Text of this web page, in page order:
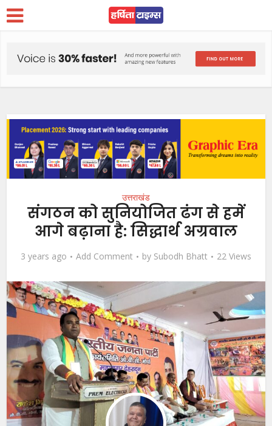
उत्तराखंड
संगठन को सुनियोजित ढंग से हमें
आगे बढ़ाना है: सिद्धार्थ अग्रवाल
3 years ago Add Comment by Subodh Bhatt 22 Views